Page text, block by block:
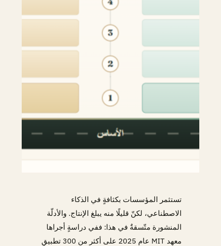
تستثمر المؤسسات بكثافةٍ في الذكاء
الاصطناعي، لكنّ قليلًا منه يبلغ الإنتاج. والأدلّة
المنشورة متّسقةٌ في هذا: ففي دراسةٍ أجراها
معهد MIT عام 2025 على أكثر من 300 تطبيقٍ